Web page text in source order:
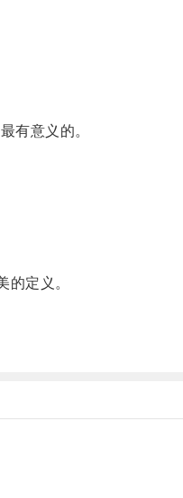
有意义的。
定义。